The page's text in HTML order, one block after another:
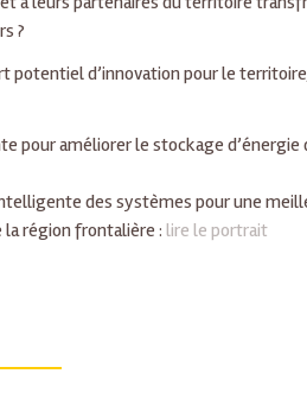
?
potentiel d’innovation pour le
pour améliorer le stockage d’énergie
des systèmes pour une
région frontalière :lire le portrait